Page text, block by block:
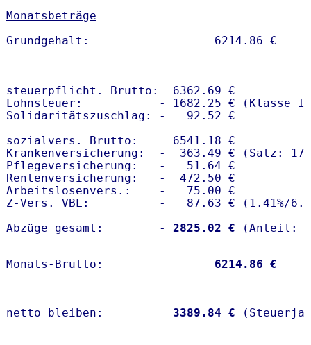
Monatsbeträge
steuerpflicht. Brutto:  6362.69 €
Lohnsteuer:           - 1682.25 € (Klasse I)
Solidaritätszuschlag: -   92.52 €
sozialvers. Brutto:     6541.18 €
Krankenversicherung:  -  363.49 € (Satz:
Pflegeversicherung:   -   51.64 €
Rentenversicherung:   -  472.50 €
Arbeitslosenvers.:    -   75.00 €
Z-Vers. VBL:          -   87.63 € ( 1.41%/
Abzüge gesamt:        -
2825.02 €
Monats-Brutto: 6214.86 €
netto bleiben: 3389.84 €